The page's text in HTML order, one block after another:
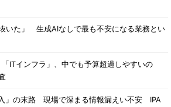
いた」 生成AIなしで最も不安になる業務とい
ITインフラ」、中でも予算超過しやすいの
入」の末路 現場で深まる情報漏えい不安 IPA